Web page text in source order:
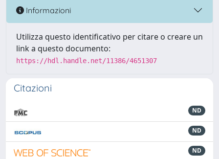
Informazioni
Utilizza questo identificativo per citare o creare un
link a questo documento:
https://hdl.handle.net/11386/4651307
Citazioni
ND
ND
ND